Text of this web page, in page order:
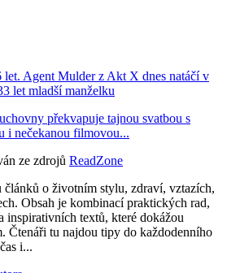
Agent Mulder z Akt X dnes natáčí v
let mladší manželku
překvapuje tajnou svatbou s
i nečekanou filmovou...
ze zdrojů ReadZone
článků o životním stylu, zdraví, vztazích,
Obsah je kombinací praktických rad,
inspirativních textů, které dokážou
Čtenáři tu najdou tipy do každodenního
i...